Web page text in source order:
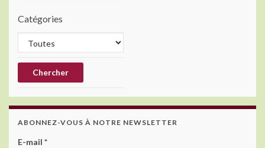
Catégories
ABONNEZ-VOUS À NOTRE NEWSLETTER
E-mail *